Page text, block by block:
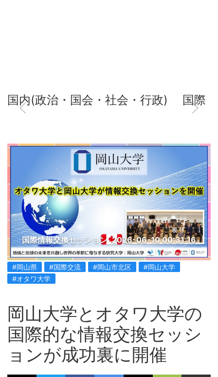
国内(政治・国会・社会・行政) 国際
国際情報交換セッション 2026-06-10 00:31:16
#岡山県 #国際交流 #岡山市北区
#岡山大学
#オタワ大学
岡山大学とオタワ大学の
国際的な情報交換セッシ
ョンが成功裏に開催